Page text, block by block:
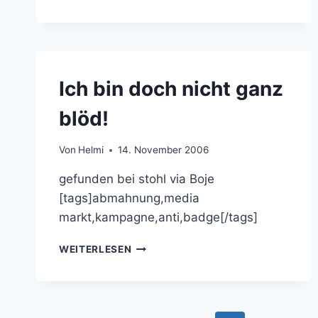
Ich bin doch nicht ganz
blöd!
Von Helmi 14. November 2006
gefunden bei stohl via Boje
[tags]abmahnung,media
markt,kampagne,anti,badge[/tags]
WEITERLESEN ICH